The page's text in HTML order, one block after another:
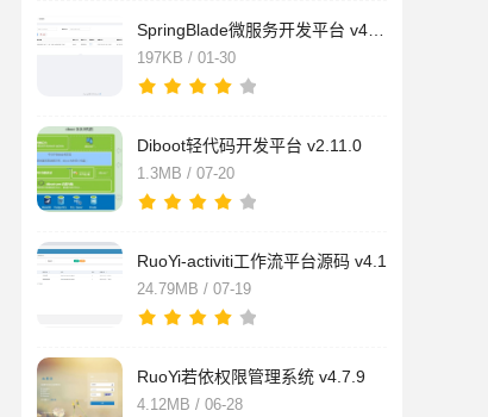
197KB / 01-30
Diboot轻代码开发平台 v2.11.0
1.3MB / 07-20
RuoYi-activiti工作流平台源码 v4.1
24.79MB / 07-19
RuoYi若依权限管理系统 v4.7.9
4.12MB / 06-28